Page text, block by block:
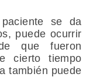
se da
puede ocurrir
que fueron
cierto tiempo
también puede